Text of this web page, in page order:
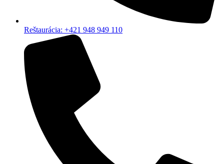
Reštaurácia: +421 948 949 110